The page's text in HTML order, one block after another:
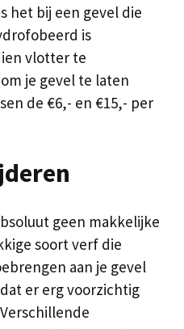
het bij een gevel die
is
vlotter te
je gevel te laten
de €6,- en €15,- per
geen makkelijke
soort verf die
aan je gevel
er erg voorzichtig